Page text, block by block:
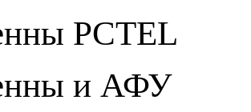
PCTEL
и АФУ